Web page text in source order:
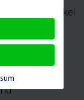
steht
bieten